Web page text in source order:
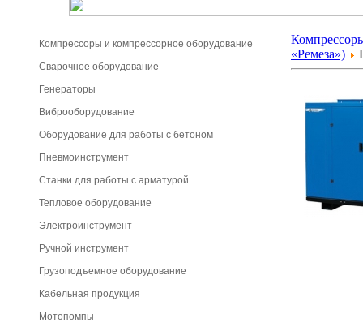
Компрессоры и компрессорное оборудование
Сварочное оборудование
Генераторы
Виброоборудование
Оборудование для работы с бетоном
Пневмоинструмент
Станки для работы с арматурой
Тепловое оборудование
Электроинструмент
Ручной инструмент
Грузоподъемное оборудование
Кабельная продукция
Мотопомпы
«Ремеза»)